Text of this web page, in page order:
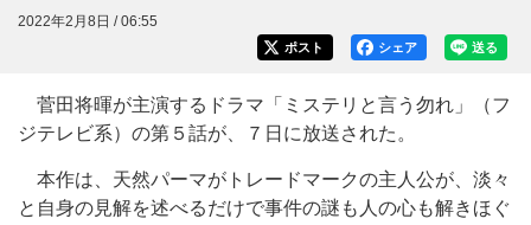
2022年2月8日 / 06:55
送る
シェア
ポスト
菅田将暉が主演するドラマ「ミステリと言う勿れ」（フ
ジテレビ系）の第５話が、７日に放送された。
本作は、天然パーマがトレードマークの主人公が、淡々
と自身の見解を述べるだけで事件の謎も人の心も解きほぐ